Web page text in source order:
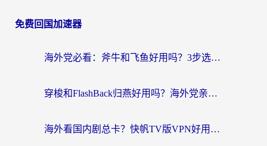
免费回国加速器
海外党必看：斧牛和飞鱼好用吗？3步选对回国加速器，无缝刷剧玩国服
穿梭和FlashBack归燕好用吗？海外党亲测3款热门回国加速器，教你选对不踩坑
海外看国内剧总卡？快帆TV版VPN好用吗？和快滚VPN对比哪个回国效果更好？